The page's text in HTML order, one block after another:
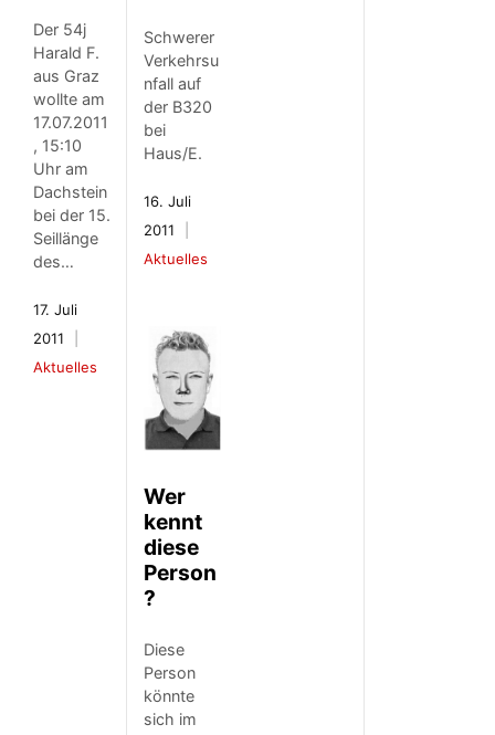
Der 54j
Harald F.
aus Graz
wollte am
17.07.2011
, 15:10
Uhr am
Dachstein
bei der 15.
Seillänge
des…
17. Juli
2011
Aktuelles
Schwerer
Verkehrsu
nfall auf
der B320
bei
Haus/E.
16. Juli
2011
Aktuelles
Wer
kennt
diese
Person
?
Diese
Person
könnte
sich im